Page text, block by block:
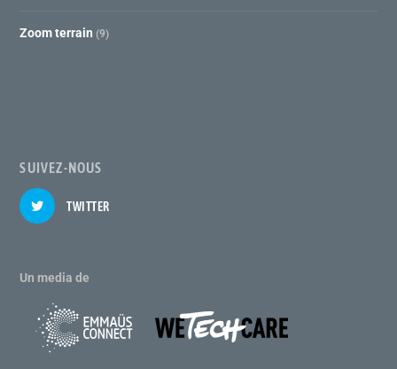
Zoom terrain (9)
SUIVEZ-NOUS
TWITTER
Un media de